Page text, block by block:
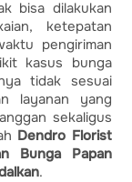
bisa dilakukan
ketepatan
pengiriman
kasus bunga
tidak sesuai
layanan yang
sekaligus
Dendro Florist
Bunga Papan
.